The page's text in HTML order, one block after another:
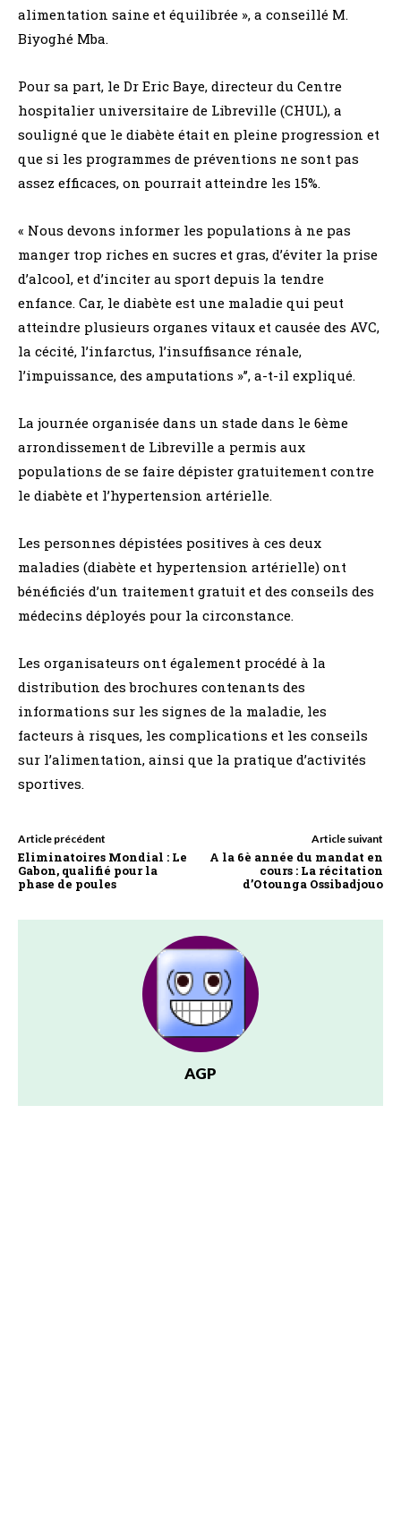
alimentation saine et équilibrée », a conseillé M.
Biyoghé Mba.
Pour sa part, le Dr Eric Baye, directeur du Centre
hospitalier universitaire de Libreville (CHUL), a
souligné que le diabète était en pleine progression et
que si les programmes de préventions ne sont pas
assez efficaces, on pourrait atteindre les 15%.
« Nous devons informer les populations à ne pas
manger trop riches en sucres et gras, d’éviter la prise
d’alcool, et d’inciter au sport depuis la tendre
enfance. Car, le diabète est une maladie qui peut
atteindre plusieurs organes vitaux et causée des AVC,
la cécité, l’infarctus, l’insuffisance rénale,
l’impuissance, des amputations »’’, a-t-il expliqué.
La journée organisée dans un stade dans le 6ème
arrondissement de Libreville a permis aux
populations de se faire dépister gratuitement contre
le diabète et l’hypertension artérielle.
Les personnes dépistées positives à ces deux
maladies (diabète et hypertension artérielle) ont
bénéficiés d’un traitement gratuit et des conseils des
médecins déployés pour la circonstance.
Les organisateurs ont également procédé à la
distribution des brochures contenants des
informations sur les signes de la maladie, les
facteurs à risques, les complications et les conseils
sur l’alimentation, ainsi que la pratique d’activités
sportives.
Article précédent
Eliminatoires Mondial : Le
Gabon, qualifié pour la
phase de poules
Article suivant
A la 6è année du mandat en
cours : La récitation
d’Otounga Ossibadjouo
AGP